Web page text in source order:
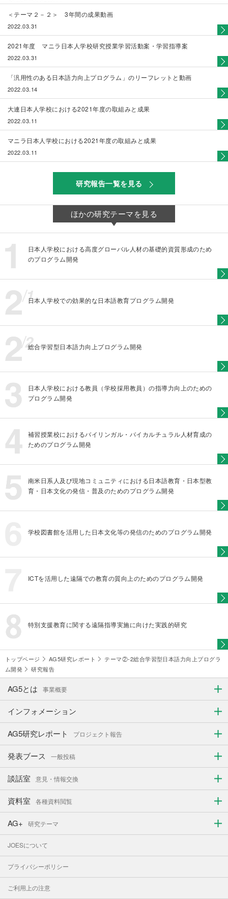
＜テーマ２－２＞ 3年間の成果動画
2022.03.31
2021年度 マニラ日本人学校研究授業学習活動案・学習指導案
2022.03.31
「汎用性のある日本語力向上プログラム」のリーフレットと動画
2022.03.14
大連日本人学校における2021年度の取組みと成果
2022.03.11
マニラ日本人学校における2021年度の取組みと成果
2022.03.11
研究報告一覧を見る
ほかの研究テーマを見る
日本人学校における高度グローバル人材の基礎的資質形成のため
のプログラム開発
日本人学校での効果的な日本語教育プログラム開発
総合学習型日本語力向上プログラム開発
日本人学校における教員（学校採用教員）の指導力向上のための
プログラム開発
補習授業校におけるバイリンガル・バイカルチュラル人材育成の
ためのプログラム開発
南米日系人及び現地コミュニティにおける日本語教育・日本型教
育・日本文化の発信・普及のためのプログラム開発
学校図書館を活用した日本文化等の発信のためのプログラム開発
ICTを活用した遠隔での教育の質向上のためのプログラム開発
特別支援教育に関する遠隔指導実施に向けた実践的研究
トップページ AG5研究レポート
テーマ②-2総合学習型日本語力向上プログラ
ム開発
研究報告
AG5とは 事業概要
インフォメーション
AG5研究レポート プロジェクト報告
発表ブース 一般投稿
談話室 意見・情報交換
資料室 各種資料閲覧
AG+ 研究テーマ
JOESについて
プライバシーポリシー
ご利用上の注意